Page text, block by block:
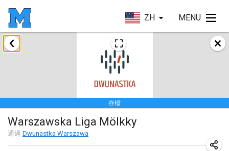
ZH MENU
存檔
Warszawska Liga Mölkky
通過 Dwunastka Warszawa
2020年1月
New Year's Throw Mölkky
捷克共和國
Tournoi Mixte ASPTTOM
2020年1月11日 |法國
Morukku tama League